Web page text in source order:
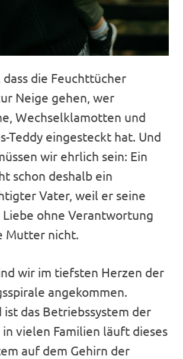
die Feuchttücher
Neige gehen, wer
Wechselklamotten und
Teddy eingesteckt hat. Und
wir ehrlich sein: Ein
schon deshalb ein
Vater, weil er seine
ohne Verantwortung
Mutter nicht.
wir im tiefsten Herzen der
angekommen.
ist das Betriebssystem der
in vielen Familien läuft dieses
auf dem Gehirn der